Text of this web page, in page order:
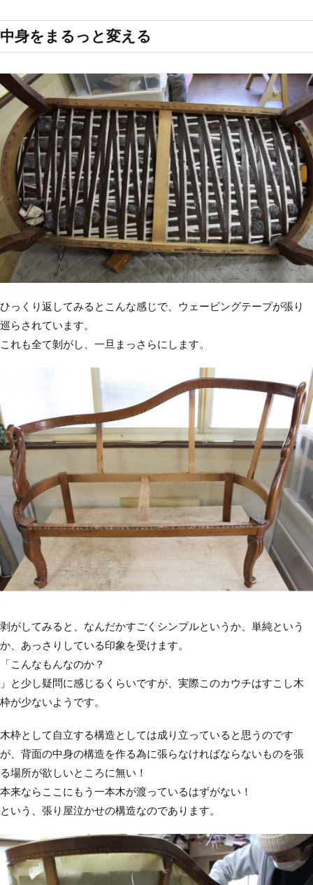
中身をまるっと変える
ひっくり返してみるとこんな感じで、ウェービングテープが張り
巡らされています。
これも全て剝がし、一旦まっさらにします。
剥がしてみると、なんだかすごくシンプルというか、単純という
か、あっさりしている印象を受けます。
「こんなもんなのか？
」と少し疑問に感じるくらいですが、実際このカウチはすこし木
枠が少ないようです。
木枠として自立する構造としては成り立っていると思うのです
が、背面の中身の構造を作る為に張らなければならないものを張
る場所が欲しいところに無い！
本来ならここにもう一本木が渡っているはずがない！
という、張り屋泣かせの構造なのであります。